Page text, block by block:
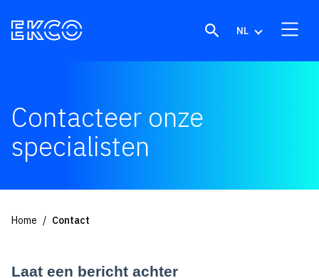
NL
Contacteer onze
specialisten
Home Contact